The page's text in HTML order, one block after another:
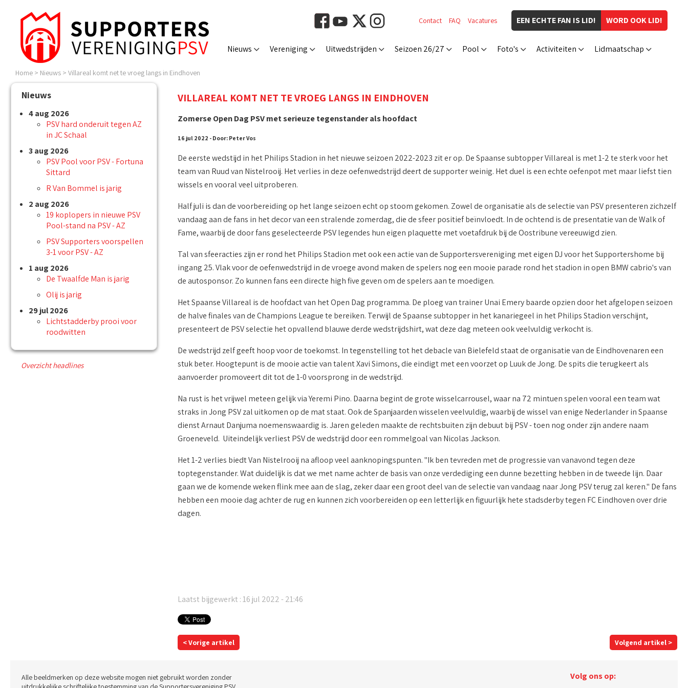
WORD OOK LID!
EEN ECHTE FAN IS LID!
Contact FAQ Vacatures
Nieuws Vereniging Uitwedstrijden Seizoen 26/27 Pool Foto's Activiteiten Lidmaatschap
Home > Nieuws > Villareal komt net te vroeg langs in Eindhoven
Nieuws
4 aug 2026
PSV hard onderuit tegen AZ
in JC Schaal
3 aug 2026
PSV Pool voor PSV - Fortuna
Sittard
R Van Bommel is jarig
2 aug 2026
19 koplopers in nieuwe PSV
Pool-stand na PSV - AZ
PSV Supporters voorspellen
3-1 voor PSV - AZ
1 aug 2026
De Twaalfde Man is jarig
Olij is jarig
29 jul 2026
Lichtstadderby prooi voor
roodwitten
Overzicht headlines
VILLAREAL KOMT NET TE VROEG LANGS IN EINDHOVEN
Zomerse Open Dag PSV met serieuze tegenstander als hoofdact
16 jul 2022 - Door: Peter Vos
De eerste wedstijd in het Philips Stadion in het nieuwe seizoen 2022-2023 zit er op. De Spaanse subtopper Villareal is met 1-2 te sterk voor het
team van Ruud van Nistelrooij. Het verlies in deze oefenwedstrijd deert de supporter weinig. Het duel is een echte oefenpot met maar liefst tien
wissels en vooral veel uitproberen.
Half juli is dan de voorbereiding op het lange seizoen echt op stoom gekomen. Zowel de organisatie als de selectie van PSV presenteren zichzelf
vandaag aan de fans in het decor van een stralende zomerdag, die de sfeer positief beïnvloedt. In de ochtend is de presentatie van de Walk of
Fame, waarbij de door fans geselecteerde PSV legendes hun eigen plaquette met voetafdruk bij de Oostribune vereeuwigd zien.
Tal van sfeeracties zijn er rond het Philips Stadion met ook een actie van de Supportersvereniging met eigen DJ voor het Supportershome bij
ingang 25. Vlak voor de oefenwedstrijd in de vroege avond maken de spelers nog een mooie parade rond het stadion in open BMW cabrio's van
de autosponsor. Zo kunnen fans een directe high five geven om de spelers aan te moedigen.
Het Spaanse Villareal is de hoofdact van het Open Dag programma. De ploeg van trainer Unai Emery baarde opzien door het afgelopen seizoen
de halve finales van de Champions League te bereiken. Terwijl de Spaanse subtopper in het kanariegeel in het Philips Stadion verschijnt,
presenteert de PSV selectie het opvallend blauwe derde wedstrijdshirt, wat deze dag meteen ook veelvuldig verkocht is.
De wedstrijd zelf geeft hoop voor de toekomst. In tegenstelling tot het debacle van Bielefeld staat de organisatie van de Eindhovenaren een
stuk beter. Hoogtepunt is de mooie actie van talent Xavi Simons, die eindigt met een voorzet op Luuk de Jong. De spits die terugkeert als
aanvoerder promoveert dit tot de 1-0 voorsprong in de wedstrijd.
Na rust is het vrijwel meteen gelijk via Yeremi Pino. Daarna begint de grote wisselcarrousel, waar na 72 mintuen spelen vooral een team wat
straks in Jong PSV zal uitkomen op de mat staat. Ook de Spanjaarden wisselen veelvuldig, waarbij de wissel van enige Nederlander in Spaanse
dienst Arnaut Danjuma noemenswaardig is. Jaren geleden maakte de rechtsbuiten zijn debuut bij PSV - toen nog onder zijn andere naam
Groeneveld. Uiteindelijk verliest PSV de wedstrijd door een rommelgoal van Nicolas Jackson.
Het 1-2 verlies biedt Van Nistelrooij na afloop veel aanknopingspunten. "Ik ben tevreden met de progressie van vanavond tegen deze
toptegenstander. Wat duidelijk is dat we met name achter de basis van onze verdediging een dunne bezetting hebben in de tweede lijn. Daar
gaan we de komende weken flink mee aan de slag, zeker daar een groot deel van de selectie van vandaag naar Jong PSV terug zal keren." De fans
hebben een mooie dag achter de rug en kunnen zich voorbereiden op een letterlijk en figuurlijk hete stadsderby tegen FC Eindhoven over drie
dagen.
Laatst bijgewerkt : 16 jul 2022 - 21:46
< Vorige artikel Volgend artikel >
Volg ons op:
Alle beeldmerken op deze website mogen niet gebruikt worden zonder